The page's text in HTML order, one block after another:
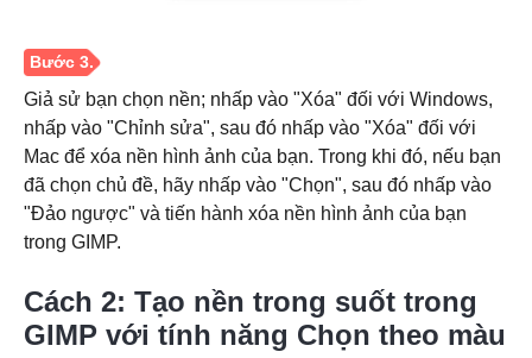
Giả sử bạn chọn nền; nhấp vào "Xóa" đối với Windows,
nhấp vào "Chỉnh sửa", sau đó nhấp vào "Xóa" đối với
Mac để xóa nền hình ảnh của bạn. Trong khi đó, nếu bạn
đã chọn chủ đề, hãy nhấp vào "Chọn", sau đó nhấp vào
"Đảo ngược" và tiến hành xóa nền hình ảnh của bạn
trong GIMP.
Cách 2: Tạo nền trong suốt trong
GIMP với tính năng Chọn theo màu